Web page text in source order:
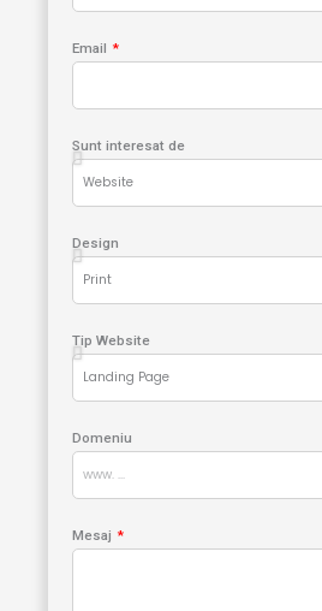
Email
Sunt interesat de
Design
Tip Website
Domeniu
Mesaj